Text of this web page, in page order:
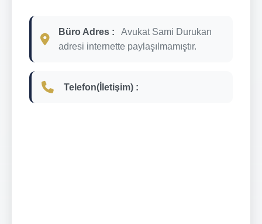
Büro Adres :
Avukat Sami Durukan
adresi internette paylaşılmamıştır.
Telefon(İletişim) :